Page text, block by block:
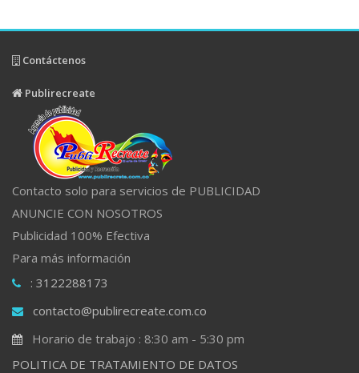
Contáctenos
Publirecreate
Contacto solo para servicios de PUBLICIDAD
ANUNCIE CON NOSOTROS
Publicidad 100% Efectiva
Para más información
: 3122288173
contacto@publirecreate.com.co
Horario de trabajo : 8:30 am - 5:30 pm
POLITICA DE TRATAMIENTO DE DATOS